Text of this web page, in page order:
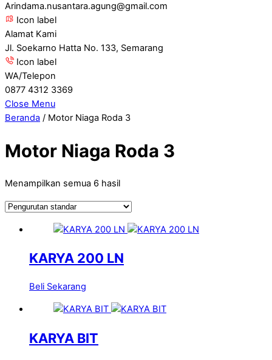
Arindama.nusantara.agung@gmail.com
Icon label
Alamat Kami
Jl. Soekarno Hatta No. 133, Semarang
Icon label
WA/Telepon
0877 4312 3369
Close Menu
Beranda / Motor Niaga Roda 3
Motor Niaga Roda 3
Menampilkan semua 6 hasil
KARYA 200 LN
Beli Sekarang
KARYA BIT